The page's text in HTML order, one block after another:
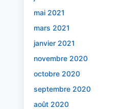
mai 2021
mars 2021
janvier 2021
novembre 2020
octobre 2020
septembre 2020
août 2020